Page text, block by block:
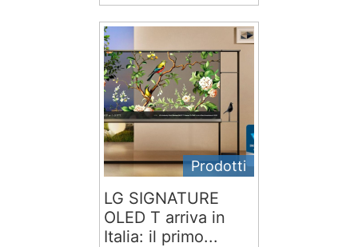
Prodotti
LG SIGNATURE
OLED T arriva in
Italia: il primo...